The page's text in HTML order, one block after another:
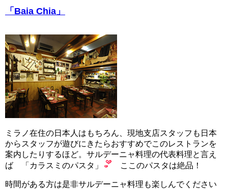
「Baia Chia」
ミラノ在住の日本人はもちろん、現地支店スタッフも日本
からスタッフが遊びにきたらおすすめでこのレストランを
案内したりするほど。サルデーニャ料理の代表料理と言え
ば 「カラスミのパスタ」
ここのパスタは絶品！
時間がある方は是非サルデーニャ料理も楽しんでください